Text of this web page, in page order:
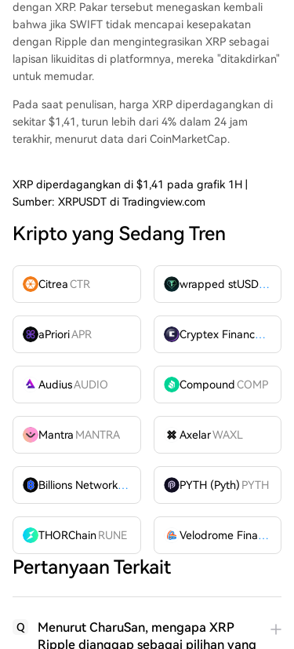
dengan XRP. Pakar tersebut menegaskan kembali
bahwa jika SWIFT tidak mencapai kesepakatan
dengan Ripple dan mengintegrasikan XRP sebagai
lapisan likuiditas di platformnya, mereka "ditakdirkan"
untuk memudar.
Pada saat penulisan, harga XRP diperdagangkan di
sekitar $1,41, turun lebih dari 4% dalam 24 jam
terakhir, menurut data dari CoinMarketCap.
XRP diperdagangkan di $1,41 pada grafik 1H |
Sumber: XRPUSDT di Tradingview.com
Kripto yang Sedang Tren
CitreaCTR wrapped stUSDT
aPrioriAPR Cryptex FinanceCTX
AudiusAUDIO CompoundCOMP
Mantra MANTRA AxelarWAXL
Billions Network
BILL PYTH (Pyth) PYTH
THORChainRUNE Velodrome Finance
Pertanyaan Terkait
Q
Menurut CharuSan, mengapa XRP
Ripple dianggap sebagai pilihan yang